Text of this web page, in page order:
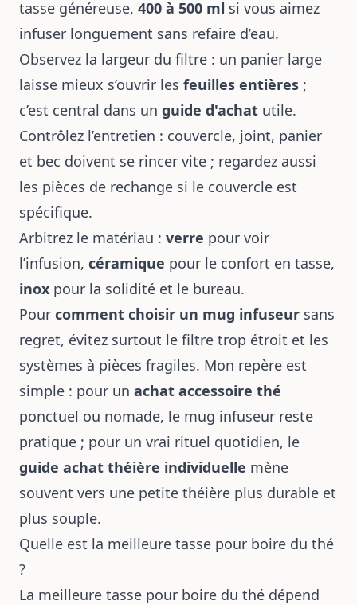
tasse généreuse, 400 à 500 ml si vous aimez
infuser longuement sans refaire d’eau.
Observez la largeur du filtre : un panier large
laisse mieux s’ouvrir les feuilles entières ;
c’est central dans un guide d'achat utile.
Contrôlez l’entretien : couvercle, joint, panier
et bec doivent se rincer vite ; regardez aussi
les pièces de rechange si le couvercle est
spécifique.
Arbitrez le matériau : verre pour voir
l’infusion, céramique pour le confort en tasse,
inox pour la solidité et le bureau.
Pour comment choisir un mug infuseur sans
regret, évitez surtout le filtre trop étroit et les
systèmes à pièces fragiles. Mon repère est
simple : pour un achat accessoire thé
ponctuel ou nomade, le mug infuseur reste
pratique ; pour un vrai rituel quotidien, le
guide achat théière individuelle mène
souvent vers une petite théière plus durable et
plus souple.
Quelle est la meilleure tasse pour boire du thé
?
La meilleure tasse pour boire du thé dépend